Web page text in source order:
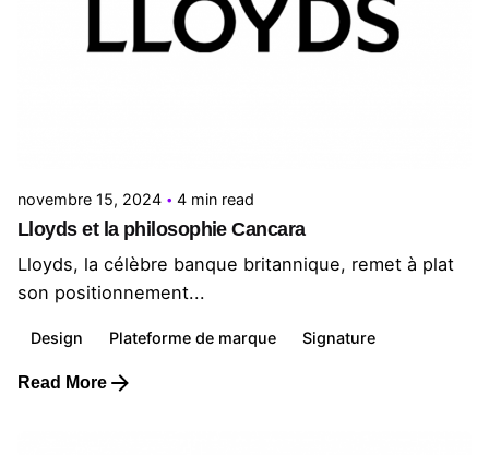
novembre 15, 2024 4 min read
Lloyds et la philosophie Cancara
Lloyds, la célèbre banque britannique, remet à plat
son positionnement...
Design Plateforme de marque Signature
Read More